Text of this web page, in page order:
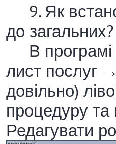
9. Як
до загальних?
В програмі
лист послуг →
довільно)
процедуру
Редагувати